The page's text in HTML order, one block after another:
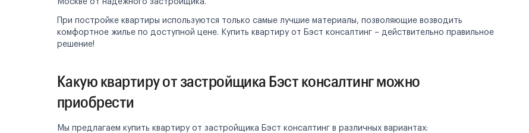
Москве от надежного застройщика.
При постройке квартиры используются только самые лучшие материалы, позволяющие возводить
комфортное жилье по доступной цене. Купить квартиру от Бэст консалтинг – действительно правильное
решение!
Какую квартиру от застройщика Бэст консалтинг можно
приобрести
Мы предлагаем купить квартиру от застройщика Бэст консалтинг в различных вариантах: